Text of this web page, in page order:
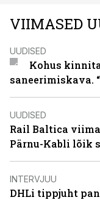
VIIMASED
UUDISED
Kohus
saneerimiskava.
UUDISED
Rail Baltica
Pärnu-Kabli lõik
INTERVJUU
DHLi tippjuht